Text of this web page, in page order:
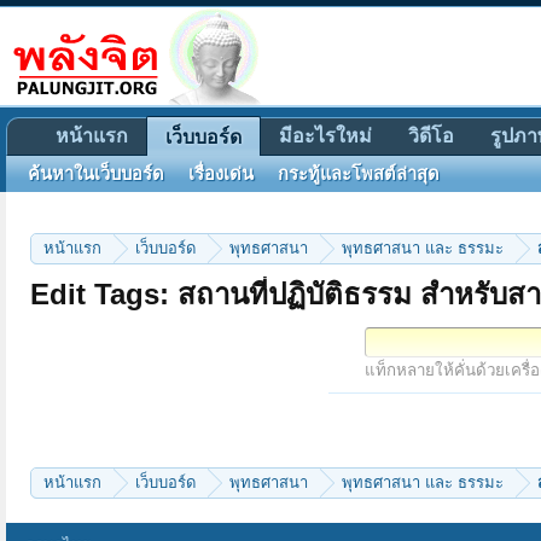
หน้าแรก เว็บบอร์ด พุทธศาสนา พุทธศาสนา และ ธรรมะ
Edit Tags: สถานที่ปฏิบัติธรรม สำหรับส
แท็กหลายให้คั่นด้วยเครื่
หน้าแรก เว็บบอร์ด พุทธศาสนา พุทธศาสนา และ ธรรมะ
หน้าแรก เว็บบอร์ด
ค้นหาในเว็บบอร์ด เรื่องเด่น กระทู้และโพสต์ล่าสุด
มีอะไรใหม่ วิดีโอ รูปภ